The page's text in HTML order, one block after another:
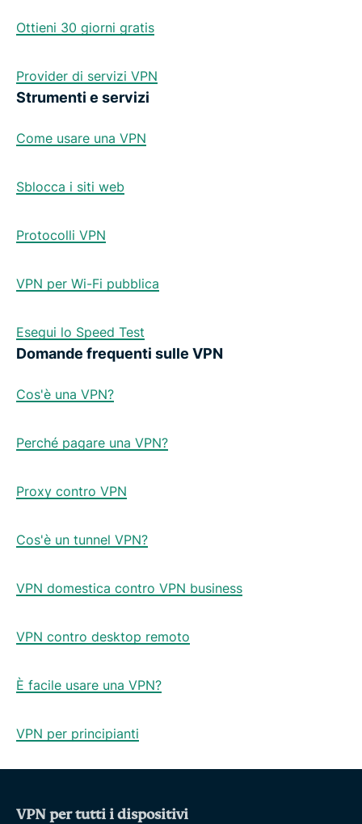
Ottieni 30 giorni gratis
Provider di servizi VPN
Strumenti e servizi
Come usare una VPN
Sblocca i siti web
Protocolli VPN
VPN per Wi-Fi pubblica
Esegui lo Speed Test
Domande frequenti sulle VPN
Cos'è una VPN?
Perché pagare una VPN?
Proxy contro VPN
Cos'è un tunnel VPN?
VPN domestica contro VPN business
VPN contro desktop remoto
È facile usare una VPN?
VPN per principianti
VPN per tutti i dispositivi